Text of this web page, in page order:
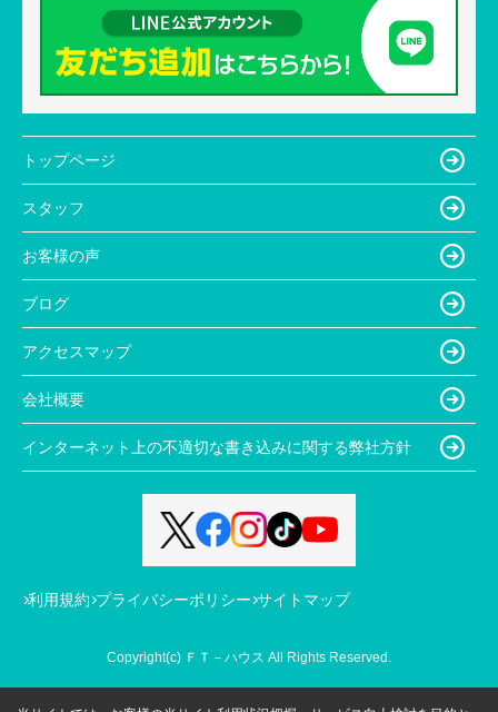
トップページ
スタッフ
お客様の声
ブログ
アクセスマップ
会社概要
インターネット上の不適切な書き込みに関する弊社方針
利用規約 プライバシーポリシー サイトマップ
Copyright(c) ＦＴ－ハウス All Rights Reserved.